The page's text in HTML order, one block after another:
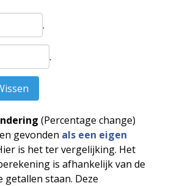
.
.
(Percentage change)
gevonden als een eigen
is het ter vergelijking. Het
is afhankelijk van de
getallen staan. Deze